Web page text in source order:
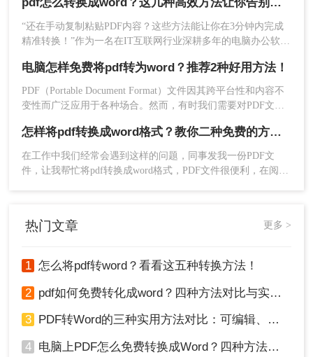
2、在软件界面中添加需要转换的PDF文件，可以一
次性添加多个PDF文件进行批量转换。设置好转换
过，当你办公整理资料的时候需要将文档内容复制下来，接到
都是PDF格式的文档，那就很心累了。这时候就需要如何转换
pdf为word了，那么怎么pdf转word呢？下面讲讲转换方法。
“还在手动复制粘贴PDF内容？这些方法能让你在3分钟内完成
精准转换！”作为一名在IT互联网行业深耕多年的电脑办公软件
格式？”尤其在职场和自媒体场景中，PDF转Word的需求无处不
在——从合同文档编辑到报告数据提取，但许多人因操作繁
琐、结果不准而头疼。
电脑怎样免费将pdf转为word？推荐2种好用方法！
PDF（Portable Document Format）文件因其跨平台性和内容不
变性而广泛应用于各种场合。然而，有时我们需要对PDF文件
那么电脑怎样免费将pdf转为word呢？本文将介绍两种免费将
PDF转为Word的方法。
怎样将pdf转换成word格式？教你二种免费的方法！
在工作中我们经常会遇到这样的问题，同事发我一份PDF文
件，让我帮忙将pdf转换成word格式，PDF文件很便利，在阅读
新手来说，就让人很头疼了，学会这个将pdf转换成word格式方
热门文章 更多 >
1 怎么将pdf转word？看看这五种转换方法！
2 pdf如何免费转化成word？四种方法对比与实操指南（附详细表格）
3 PDF转Word的三种实用方法对比：可编辑、保格式、避风险！
4 电脑上PDF怎么免费转换成Word？四种方法对比与实操指南（附详细表格）!